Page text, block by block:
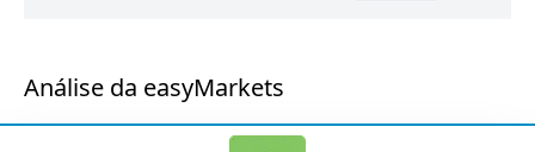
Análise da easyMarkets